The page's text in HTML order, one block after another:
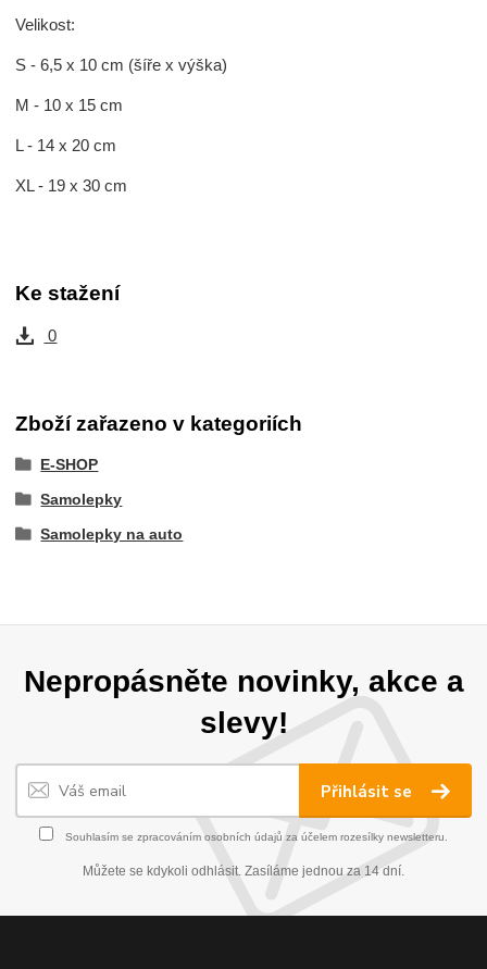
Velikost:
S - 6,5 x 10 cm (šíře x výška)
M - 10 x 15 cm
L - 14 x 20 cm
XL - 19 x 30 cm
Ke stažení
0
Zboží zařazeno v kategoriích
E-SHOP
Samolepky
Samolepky na auto
Nepropásněte novinky, akce a
slevy!
Přihlásit se
Souhlasím se zpracováním osobních údajů za účelem rozesílky newsletteru.
Můžete se kdykoli odhlásit. Zasíláme jednou za 14 dní.